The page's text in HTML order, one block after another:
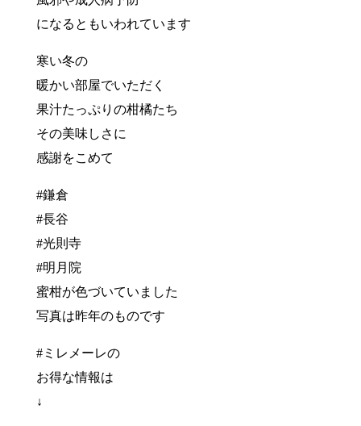
になるともいわれています
寒い冬の
暖かい部屋でいただく
果汁たっぷりの柑橘たち
その美味しさに
感謝をこめて
#鎌倉
#長谷
#光則寺
#明月院
蜜柑が色づいていました
写真は昨年のものです
#ミレメーレの
お得な情報は
↓